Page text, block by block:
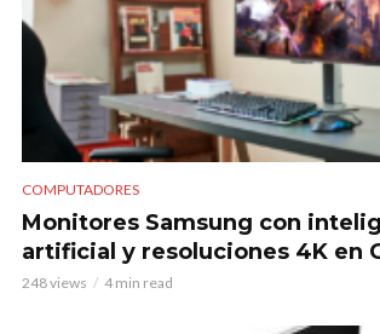
COMPUTADORES
Monitores Samsung con
artificial y resoluciones 4K en
248 views 4 min read